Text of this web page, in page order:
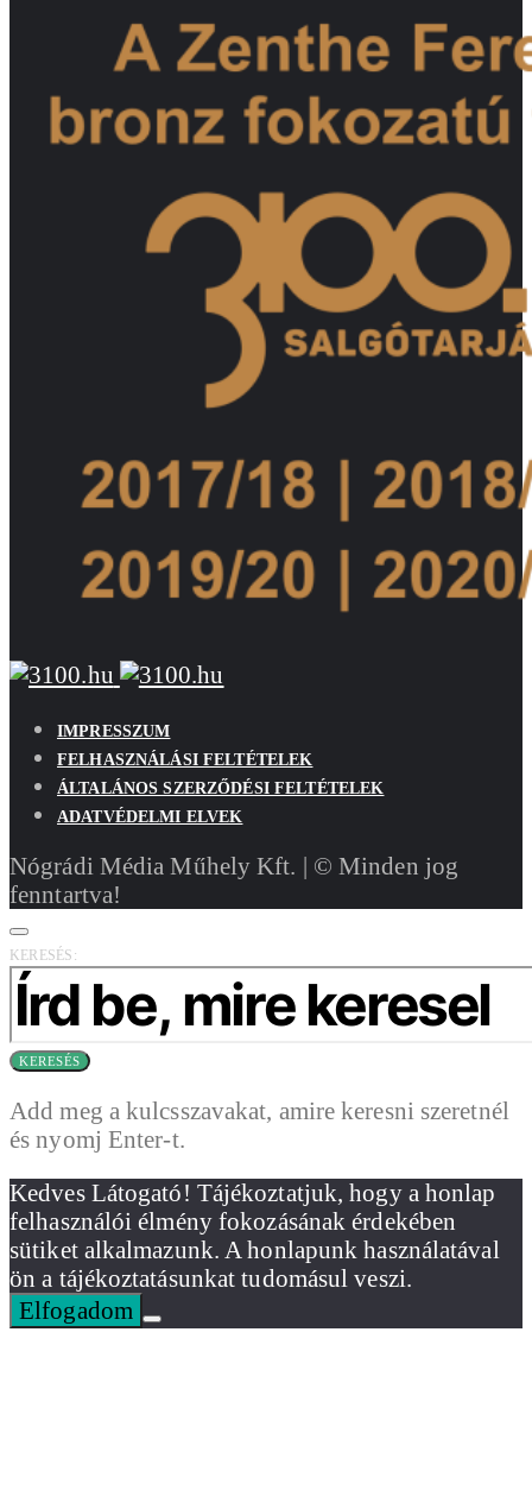
IMPRESSZUM
FELHASZNÁLÁSI FELTÉTELEK
ÁLTALÁNOS SZERZŐDÉSI FELTÉTELEK
ADATVÉDELMI ELVEK
Nógrádi Média Műhely Kft. | © Minden jog
fenntartva!
KERESÉS:
KERESÉS
Add meg a kulcsszavakat, amire keresni szeretnél
és nyomj Enter-t.
Kedves Látogató! Tájékoztatjuk, hogy a honlap
felhasználói élmény fokozásának érdekében
sütiket alkalmazunk. A honlapunk használatával
ön a tájékoztatásunkat tudomásul veszi.
Elfogadom